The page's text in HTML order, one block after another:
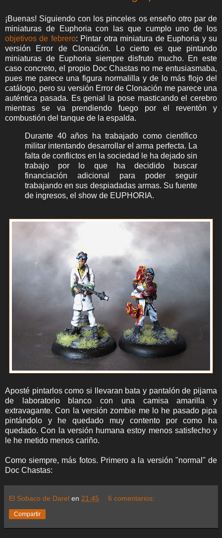
¡Buenas! Siguiendo con los pinceles os enseño otro par de
miniaturas de Euphoria con las que cumplo uno de los
objetivos de febrero: Pintar otra miniatura de Euphoria y su
versión Error de Clonación. Lo cierto es que pintando
miniaturas de Euphoria siempre disfruto mucho. En este
caso concreto, el propio Doc Chastas no me entusiasmaba,
pues me parece una figura normalilla y de lo más flojo del
catálogo, pero su versión Error de Clonación me parece una
auténtica pasada. Es genial la pose masticando el cerebro
mientras se va prendiendo fuego por el reventón y
combustión del tanque de la espalda.
Durante 40 años ha trabajado como científico
militar intentando desarrollar el arma perfecta. La
falta de conflictos en la sociedad le ha dejado sin
trabajo por lo que ha decidido buscar
financiación adicional para poder seguir
trabajando en sus despiadadas armas. Su fuente
de ingresos, el show de EUPHORIA.
Aposté pintarlos como si llevaran bata y pantalón de pijama
de laboratorio blanco con una camisa amarilla y
extravagante. Con la versión zombie me lo he pasado pipa
pintándolo y he quedado muy contento por como ha
quedado. Con la versión humana estoy menos satisfecho y
le he metido menos cariño.
Como siempre, más fotos. Primero a la versión "normal" de
Doc Chastas:
El Sobaco de Darel en 21:45 6 comentarios:
Compartir